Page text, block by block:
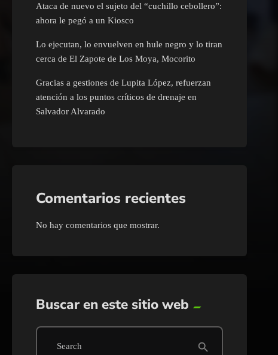
Ataca de nuevo el sujeto del “cuchillo cebollero”:
ahora le pegó a un Kiosco
Lo ejecutan, lo envuelven en hule negro y lo tiran
cerca de El Zapote de Los Moya, Mocorito
Gracias a gestiones de Lupita López, refuerzan
atención a los puntos críticos de drenaje en
Salvador Alvarado
Comentarios recientes
No hay comentarios que mostrar.
Buscar en este sitio web
Search search